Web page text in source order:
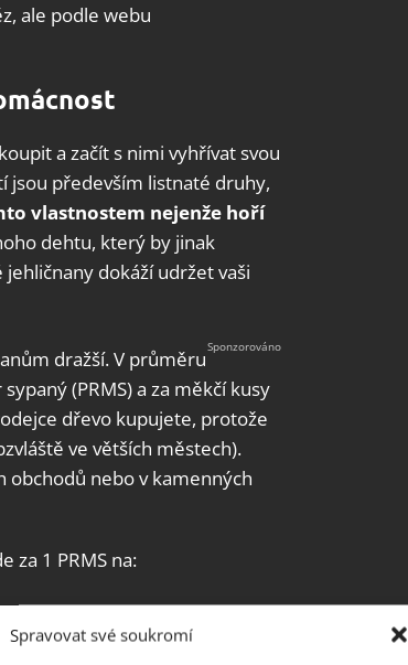
Spravovat své soukromí
ale podle webu
a začít s nimi vyhřívat svou
jsou především listnaté druhy,
vlastnostem nejenže hoří
dehtu, který by jinak
dokáží udržet vaši
dražší. V průměru
(PRMS) a za měkčí kusy
dřevo kupujete, protože
ve větších městech).
nebo v kamenných
za 1 PRMS na: